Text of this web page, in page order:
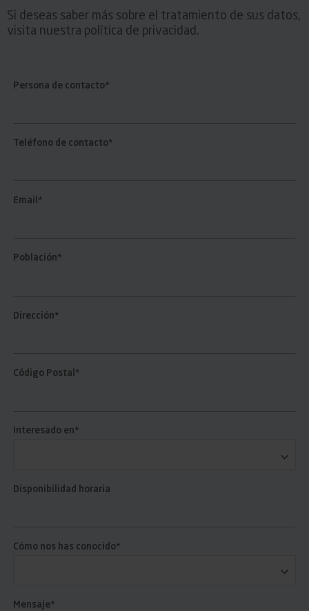
Si deseas saber más sobre el tratamiento de sus datos,
visita nuestra política de privacidad.
Persona de contacto*
Teléfono de contacto*
Email*
Población*
Dirección*
Código Postal*
Interesado en*
Disponibilidad horaria
Cómo nos has conocido*
Mensaje*